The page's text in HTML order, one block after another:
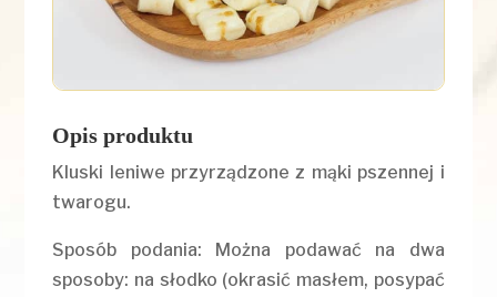
Opis produktu
Kluski leniwe przyrządzone z mąki pszennej i
twarogu.
Sposób podania: Można podawać na dwa
sposoby: na słodko (okrasić masłem, posypać